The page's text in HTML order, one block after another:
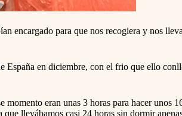
encargado para que nos recogiera y nos
España en diciembre, con el frio que ello
eran unas 3 horas para hacer unos
llevábamos casi 24 horas sin dormir